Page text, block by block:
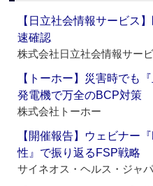
【日立社会情報サービス
速確認
株式会社日立社会情報サー
【トーホー】災害時でも
発電機で万全のBCP対策
株式会社トーホー
【開催報告】ウェビナー
性』で振り返るFSP戦略
サイネオス・ヘルス・ジャ